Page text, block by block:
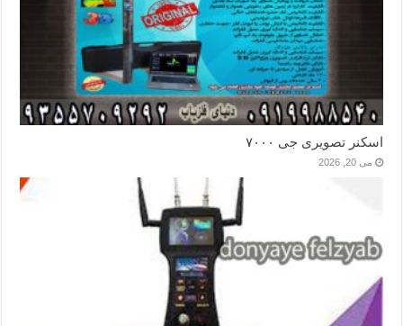
اسکنر تصویری جی ۷۰۰۰
می 20, 2026